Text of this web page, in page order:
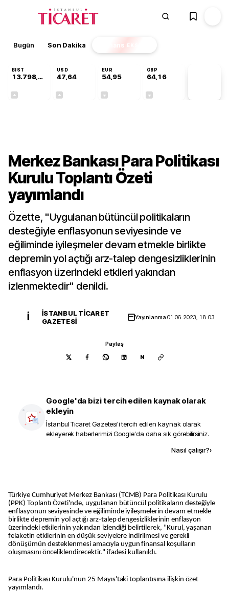
Bugün Son Dakika Finans EKSTRA
BIST
13.798,82
USD
47,64
EUR
54,95
GBP
64,16
Merkez Bankası Para Politikası
Kurulu Toplantı Özeti
yayımlandı
Özette, "Uygulanan bütüncül politikaların
desteğiyle enflasyonun seviyesinde ve
eğiliminde iyileşmeler devam etmekle birlikte
depremin yol açtığı arz-talep dengesizliklerinin
enflasyon üzerindeki etkileri yakından
izlenmektedir" denildi.
İ
İSTANBUL TICARET
GAZETESI
Yayınlanma01.06.2023, 18:03
Paylaş
N
Google'da bizi tercih edilen kaynak olarak
ekleyin
İstanbul Ticaret Gazetesi'i tercih edilen kaynak olarak
ekleyerek haberlerimizi Google'da daha sık görebilirsiniz.
Nasıl çalışır?›
Türkiye Cumhuriyet Merkez Bankası (TCMB) Para Politikası Kurulu
(PPK) Toplantı Özeti'nde, uygulanan bütüncül politikaların desteğiyle
enflasyonun seviyesinde ve eğiliminde iyileşmelerin devam etmekle
birlikte depremin yol açtığı arz-talep dengesizliklerinin enflasyon
üzerindeki etkilerinin yakından izlendiği belirtilerek, "Kurul, yaşanan
felaketin etkilerinin en düşük seviyelere indirilmesi ve gerekli
dönüşümün desteklenmesi amacıyla uygun finansal koşulların
oluşmasını önceliklendirecektir." ifadesi kullanıldı.
Para Politikası Kurulu'nun 25 Mayıs'taki toplantısına ilişkin özet
yayımlandı.